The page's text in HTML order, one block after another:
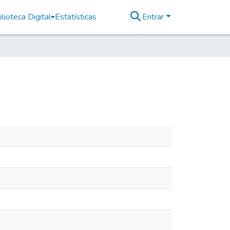
Digital Estatísticas Entrar